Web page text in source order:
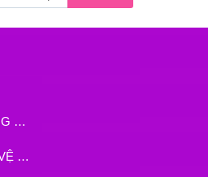
VĂN PHÒNG PHẨM
DỤNG CỤ VỆ SINH